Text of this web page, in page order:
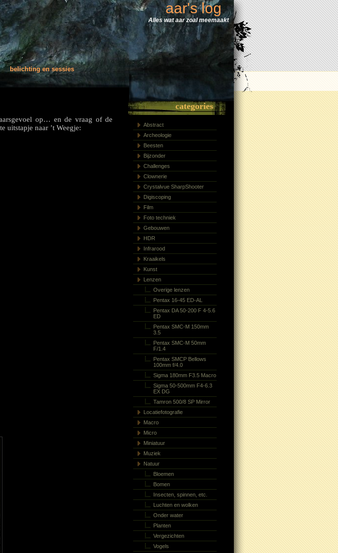
aar's log
Alles wat aar zoal meemaakt
belichting en sessies
op… en de vraag of de
uitstapje naar ’t Weegje:
categories
Abstract
Archeologie
Beesten
Bijzonder
Challenges
Clownerie
Crystalvue SharpShooter
Digiscoping
Film
Foto techniek
Gebouwen
HDR
Infrarood
Kraaikels
Kunst
Lenzen
Overige lenzen
Pentax 16-45 ED-AL
Pentax DA 50-200 F 4-5.6
ED
Pentax SMC-M 150mm
3.5
Pentax SMC-M 50mm
F/1.4
Pentax SMCP Bellows
100mm f/4.0
Sigma 180mm F3.5 Macro
Sigma 50-500mm F4-6.3
EX DG
Tamron 500/8 SP Mirror
Locatiefotografie
Macro
Micro
Miniatuur
Muziek
Natuur
Bloemen
Bomen
Insecten, spinnen, etc.
Luchten en wolken
Onder water
Planten
Vergezichten
Vogels